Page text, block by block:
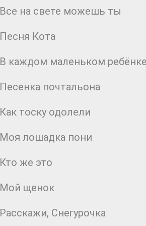
Все на свете можешь ты
Песня Кота
В каждом маленьком
Песенка почтальона
Как тоску одолели
Моя лошадка пони
Кто же это
Мой щенок
Расскажи, Снегурочка